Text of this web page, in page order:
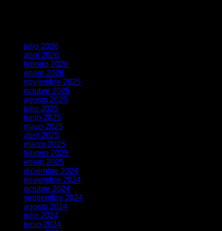
julio 2026
abril 2026
febrero 2026
enero 2026
noviembre 2025
octubre 2025
agosto 2025
julio 2025
junio 2025
mayo 2025
abril 2025
marzo 2025
febrero 2025
enero 2025
diciembre 2024
noviembre 2024
octubre 2024
septiembre 2024
agosto 2024
julio 2024
junio 2024